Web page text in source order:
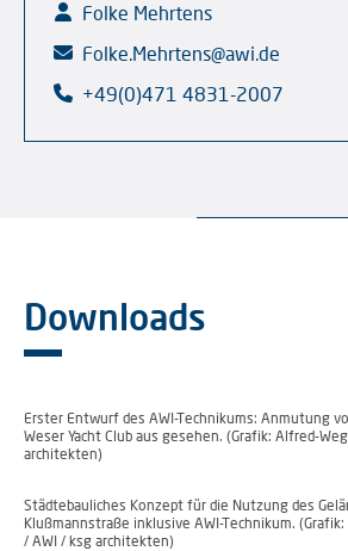
Folke Mehrtens
Folke.Mehrtens@awi.de
+49(0)471 4831-2007
Downloads
Erster Entwurf des AWI-Technikums: Anmutung
Weser Yacht Club aus gesehen. (Grafik: Alfred-
architekten)
Städtebauliches Konzept für die Nutzung des
Klußmannstraße inklusive AWI-Technikum.
/ AWI / ksg architekten)